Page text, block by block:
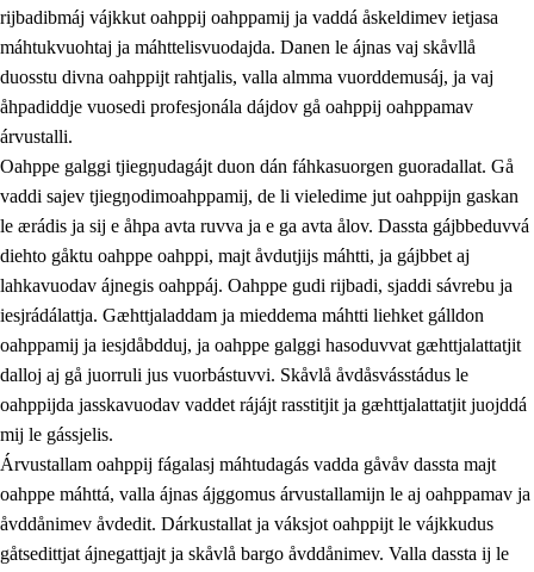
3.2 Åhpadibme ja hiebadum åhpadus
3.3 Aktisasjbarggo sijda ja skåvlå gaskan
3.4 Åhpadus åhpadusvidnudagán ja barggoiellemin
3.5 Profesjåvnåaktisasjvuohta ja skåvllååvddånibme
rijbadibmáj vájkkut oahppij oahppamij ja vaddá åskeldimev ietjasa
máhtukvuohtaj ja máhttelisvuodajda. Danen le ájnas vaj skåvllå
duosstu divna oahppijt rahtjalis, valla almma vuorddemusáj, ja vaj
åhpadiddje vuosedi profesjonála dájdov gå oahppij oahppamav
árvustalli.
Oahppe galggi tjiegŋudagájt duon dán fáhkasuorgen guoradallat. Gå
vaddi sajev tjiegŋodimoahppamij, de li vieledime jut oahppijn gaskan
le ærádis ja sij e åhpa avta ruvva ja e ga avta ålov. Dassta gájbbeduvvá
diehto gåktu oahppe oahppi, majt åvdutjijs máhtti, ja gájbbet aj
lahkavuodav ájnegis oahppáj. Oahppe gudi rijbadi, sjaddi sávrebu ja
iesjrádálattja. Gæhttjaladdam ja mieddema máhtti liehket gálldon
oahppamij ja iesjdåbdduj, ja oahppe galggi hasoduvvat gæhttjalattatjit
dalloj aj gå juorruli jus vuorbástuvvi. Skåvlå åvdåsvásstádus le
oahppijda jasskavuodav vaddet rájájt rasstitjit ja gæhttjalattatjit juojddá
mij le gássjelis.
Árvustallam oahppij fágalasj máhtudagás vadda gåvåv dassta majt
oahppe máhttá, valla ájnas ájggomus árvustallamijn le aj oahppamav ja
åvddånimev åvdedit. Dárkustallat ja váksjot oahppijt le vájkkudus
gåtsedittjat ájnegattjajt ja skåvlå bargo åvddånimev. Valla dassta ij le